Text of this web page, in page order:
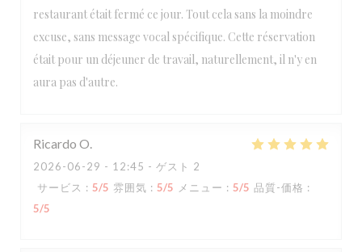
restaurant était fermé ce jour. Tout cela sans la moindre
excuse, sans message vocal spécifique. Cette réservation
était pour un déjeuner de travail, naturellement, il n'y en
aura pas d'autre.
Ricardo O
2026-06-29 - 12:45 - ゲスト 2
サービス : 5/5 雰囲気 : 5/5 メニュー : 5/5 品質-価格 :
5/5